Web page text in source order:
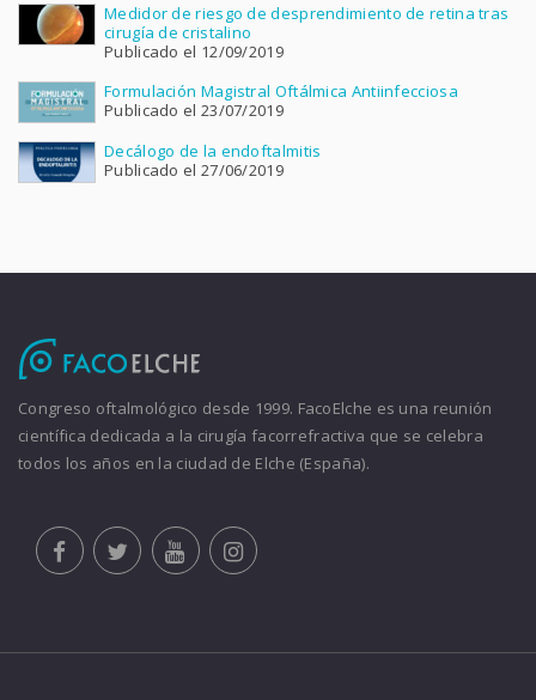
Medidor de riesgo de desprendimiento de retina tras
cirugía de cristalino
Publicado el 12/09/2019
Formulación Magistral Oftálmica Antiinfecciosa
Publicado el 23/07/2019
Decálogo de la endoftalmitis
Publicado el 27/06/2019
Congreso oftalmológico desde 1999. FacoElche es una reunión
científica dedicada a la cirugía facorrefractiva que se celebra
todos los años en la ciudad de Elche (España).